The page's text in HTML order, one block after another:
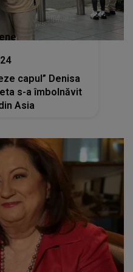
capul” Denisa
s-a îmbolnăvit
Asia